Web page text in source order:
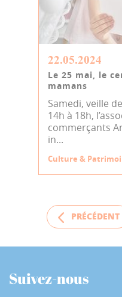
22.05.2024
Le 25 mai, le
mamans
Samedi, veille
14h à 18h,
commerçants
in...
Culture &
PRÉCÉDENT
Suivez-nous